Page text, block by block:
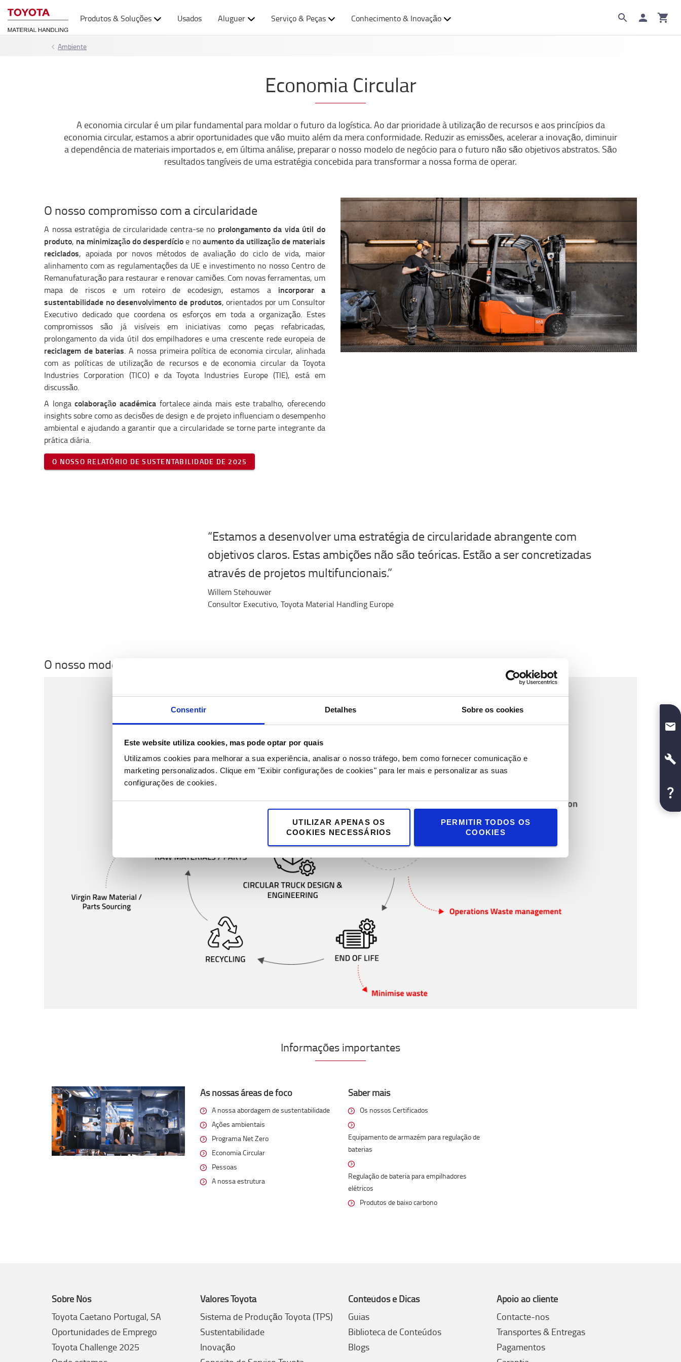
Consentir Detalhes Sobre os cookies
Este website utiliza cookies, mas pode optar por quais
Utilizamos cookies para melhorar a sua experiência, analisar o nosso tráfego, bem como fornecer comunicação e
marketing personalizados. Clique em "Exibir configurações de cookies" para ler mais e personalizar as suas
configurações de cookies.
UTILIZAR APENAS OS
COOKIES NECESSÁRIOS
PERMITIR TODOS OS
COOKIES
Produtos & Soluções Usados Aluguer Serviço & Peças Conhecimento & Inovação
Ambiente
Economia Circular
A economia circular é um pilar fundamental para moldar o futuro da logística. Ao dar prioridade à utilização de recursos e aos princípios da
economia circular, estamos a abrir oportunidades que vão muito além da mera conformidade. Reduzir as emissões, acelerar a inovação, diminuir
a dependência de materiais importados e, em última análise, preparar o nosso modelo de negócio para o futuro não são objetivos abstratos. São
resultados tangíveis de uma estratégia concebida para transformar a nossa forma de operar.
O nosso compromisso com a circularidade
A nossa estratégia de circularidade centra-se no prolongamento da vida útil do
produto, na minimização do desperdícioe noaumento da utilização de materiais
reciclados, apoiada por novos métodos de avaliação do ciclo de vida, maior
alinhamento com as regulamentações da UE e investimento no nosso Centro de
Remanufaturação para restaurar e renovar camiões. Com novas ferramentas, um
mapa de riscos e um roteiro de ecodesign, estamos a incorporar a
sustentabilidade no desenvolvimento de produtos, orientados por um Consultor
Executivo dedicado que coordena os esforços em toda a organização. Estes
compromissos são já visíveis em iniciativas como peças refabricadas,
prolongamento da vida útil dos empilhadores e uma crescente rede europeia de
reciclagem de baterias. A nossa primeira política de economia circular, alinhada
com as políticas de utilização de recursos e de economia circular da Toyota
Industries Corporation (TICO) e da Toyota Industries Europe (TIE), está em
discussão.
A longacolaboração académica fortalece ainda mais este trabalho, oferecendo
insights sobre como as decisões de design e de projeto influenciam o desempenho
ambiental e ajudando a garantir que a circularidade se torne parte integrante da
prática diária.
O NOSSO RELATÓRIO DE SUSTENTABILIDADE DE 2025
“Estamos a desenvolver uma estratégia de circularidade abrangente com
objetivos claros. Estas ambições não são teóricas. Estão a ser concretizadas
através de projetos multifuncionais.”
Willem Stehouwer
Consultor Executivo, Toyota Material Handling Europe
O nosso modelo circular
Informações importantes
As nossas áreas de foco
A nossa abordagem de sustentabilidade
Ações ambientais
Programa Net Zero
Economia Circular
Pessoas
A nossa estrutura
Saber mais
Os nossos Certificados
Equipamento de armazém para regulação de
baterias
Regulação de bateria para empilhadores
elétricos
Produtos de baixo carbono
Sobre Nós
Toyota Caetano Portugal, SA
Oportunidades de Emprego
Toyota Challenge 2025
Valores Toyota
Sistema de Produção Toyota (TPS)
Sustentabilidade
Inovação
Conteúdos e Dicas
Guias
Biblioteca de Conteúdos
Blogs
Apoio ao cliente
Contacte-nos
Transportes & Entregas
Pagamentos